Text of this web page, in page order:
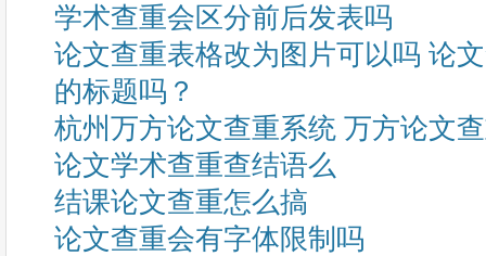
学术查重会区分前后发表吗
论文查重表格改为图片可以吗 论
的标题吗？
杭州万方论文查重系统 万方论文
论文学术查重查结语么
结课论文查重怎么搞
论文查重会有字体限制吗